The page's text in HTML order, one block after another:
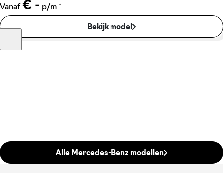
Vanaf € - p/m *
Bekijk model
Alle Mercedes-Benz modellen